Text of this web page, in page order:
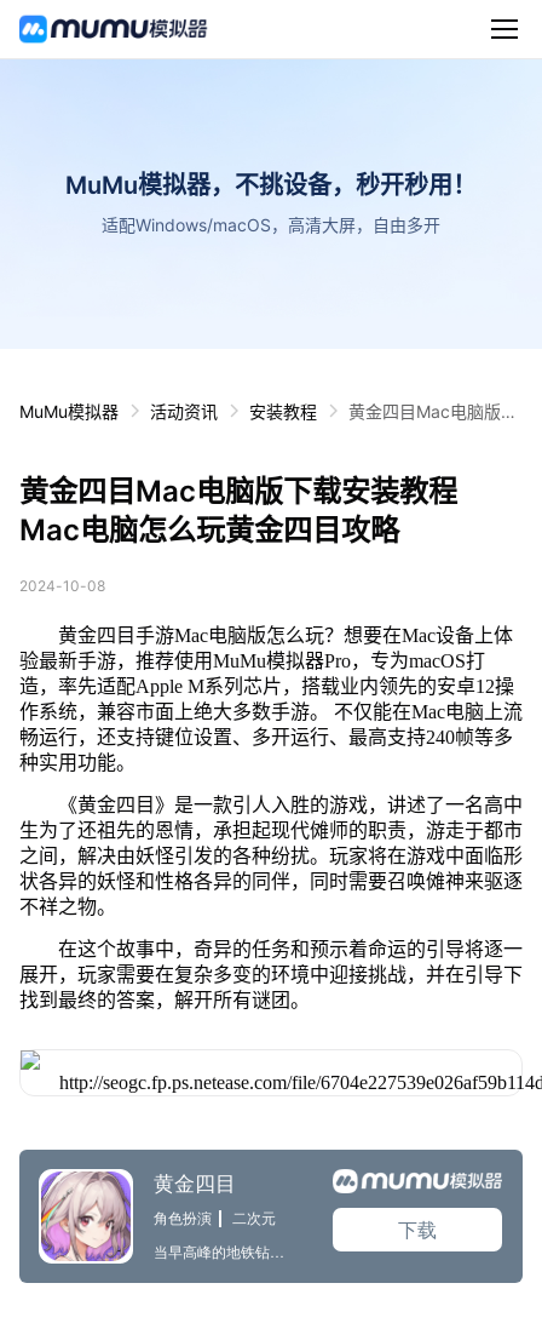
MuMu模拟器，不挑设备，秒开秒用！
适配Windows/macOS，高清大屏，自由多开
MuMu模拟器 活动资讯 安装教程
黄金四目Mac电脑版下
黄金四目Mac电脑版下载安装教程
Mac电脑怎么玩黄金四目攻略
2024-10-08
黄金四目手游Mac电脑版怎么玩？想要在Mac设备上体
验最新手游，推荐使用MuMu模拟器Pro，专为macOS打
造，率先适配Apple M系列芯片，搭载业内领先的安卓12操
作系统，兼容市面上绝大多数手游。 不仅能在Mac电脑上流
畅运行，还支持键位设置、多开运行、最高支持240帧等多
种实用功能。
《黄金四目》是一款引人入胜的游戏，讲述了一名高中
生为了还祖先的恩情，承担起现代傩师的职责，游走于都市
之间，解决由妖怪引发的各种纷扰。玩家将在游戏中面临形
状各异的妖怪和性格各异的同伴，同时需要召唤傩神来驱逐
不祥之物。
在这个故事中，奇异的任务和预示着命运的引导将逐一
展开，玩家需要在复杂多变的环境中迎接挑战，并在引导下
找到最终的答案，解开所有谜团。